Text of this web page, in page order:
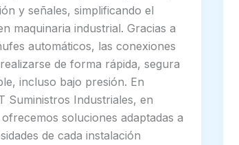
y señales, simplificando el
maquinaria industrial. Gracias a
automáticos, las conexiones
de forma rápida, segura
incluso bajo presión. En
Suministros Industriales, en
soluciones adaptadas a
de cada instalación